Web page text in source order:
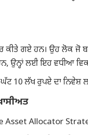
ਗਏ ਹਨ। ਉਹ ਲੋਕ ਜੋ
ਉਨ੍ਹਾਂ ਲਈ ਇਹ ਵਧੀਆ
10 ਲੱਖ ਰੁਪਏ ਦਾ ਨਿਵੇਸ਼
Allocator